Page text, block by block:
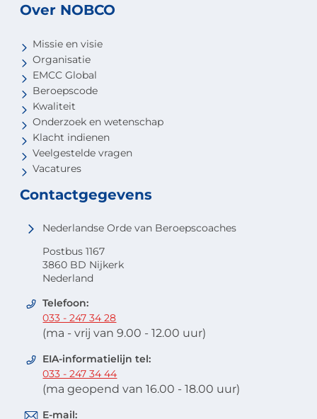
Over NOBCO
Missie en visie
Organisatie
EMCC Global
Beroepscode
Kwaliteit
Onderzoek en wetenschap
Klacht indienen
Veelgestelde vragen
Vacatures
Contactgegevens
Nederlandse Orde van Beroepscoaches
Postbus 1167
3860 BD Nijkerk
Nederland
Telefoon:
033 - 247 34 28
(ma - vrij van 9.00 - 12.00 uur)
EIA-informatielijn tel:
033 - 247 34 44
(ma geopend van 16.00 - 18.00 uur)
E-mail: